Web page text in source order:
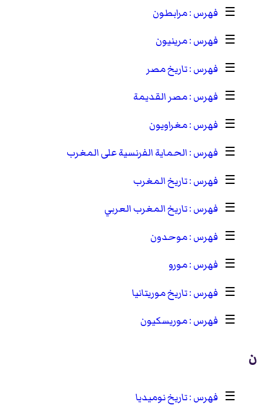
☰
مرابطون
☰
مرينيون
☰
تاريخ مصر
☰
مصر القديمة
☰
مغراويون
☰
الحماية الفرنسية على المغرب
☰
تاريخ المغرب
☰
تاريخ المغرب العربي
☰
موحدون
☰
مورو
☰
تاريخ موريتانيا
☰
موريسكيون
ن
☰ تاريخ نوميديا